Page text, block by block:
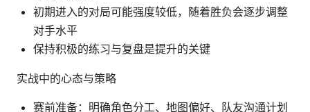
初期进入的对局可能强度较低，随着胜负会逐步调整
对手水平
保持积极的练习与复盘是提升的关键
实战中的心态与策略
赛前准备：明确角色分工、地图偏好、队友沟通计划